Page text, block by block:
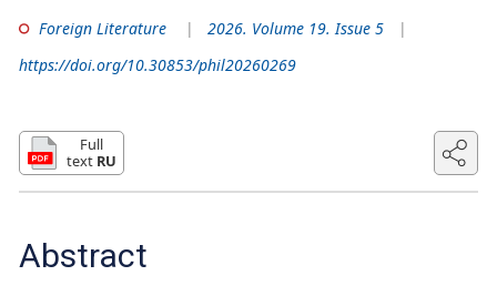
Foreign Literature
2026. Volume 19. Issue 5
https://doi.org/10.30853/phil20260269
Full
text RU
Abstract